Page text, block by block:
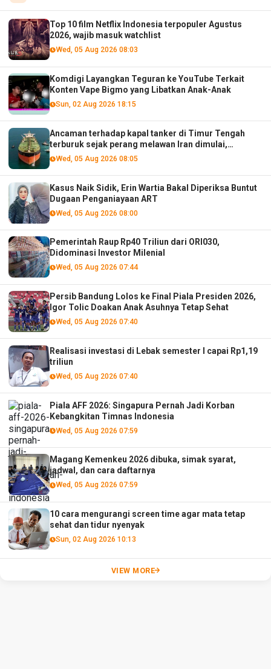
Top 10 film Netflix Indonesia terpopuler Agustus
2026, wajib masuk watchlist
Wed, 05 Aug 2026 08:03
Komdigi Layangkan Teguran ke YouTube Terkait
Konten Vape Bigmo yang Libatkan Anak-Anak
Sun, 02 Aug 2026 18:15
Ancaman terhadap kapal tanker di Timur Tengah
terburuk sejak perang melawan Iran dimulai,
menurut analis
Wed, 05 Aug 2026 08:05
Kasus Naik Sidik, Erin Wartia Bakal Diperiksa Buntut
Dugaan Penganiayaan ART
Wed, 05 Aug 2026 08:00
Pemerintah Raup Rp40 Triliun dari ORI030,
Didominasi Investor Milenial
Wed, 05 Aug 2026 07:44
Persib Bandung Lolos ke Final Piala Presiden 2026,
Igor Tolic Doakan Anak Asuhnya Tetap Sehat
Wed, 05 Aug 2026 07:40
Realisasi investasi di Lebak semester I capai Rp1,19
triliun
Wed, 05 Aug 2026 07:40
Piala AFF 2026: Singapura Pernah Jadi Korban
Kebangkitan Timnas Indonesia
Wed, 05 Aug 2026 07:59
Magang Kemenkeu 2026 dibuka, simak syarat,
jadwal, dan cara daftarnya
Wed, 05 Aug 2026 07:59
10 cara mengurangi screen time agar mata tetap
sehat dan tidur nyenyak
Sun, 02 Aug 2026 10:13
VIEW MORE